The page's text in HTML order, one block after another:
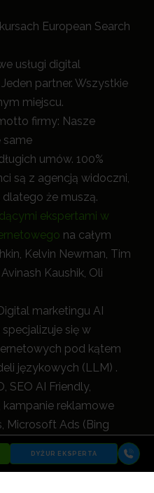
European Search
usługi digital
partner. Wszystkie
miejscu.
firmy: Nasze
same
umów. 100%
są z agencją widoczni,
dlatego że muszą.
ekspertami w
na całym
Kelvin Newman, Tim
Kaushik, Oli
marketingu AI
specjalizuje się w
pod kątem
językowych (LLM) .
SEO AI Friendly,
kampanie reklamowe
Microsoft Ads (Bing
działania digital, które
ale przede
DYŻUR EKSPERTA